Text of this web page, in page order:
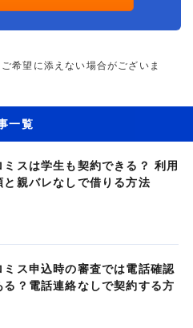
希望に添えない場合がございま
一覧
ミスは学生も契約できる？ 利用
と親バレなしで借りる方法
ミス申込時の審査では電話確認
る？電話連絡なしで契約する方